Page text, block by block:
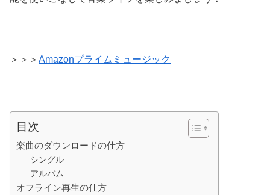
＞＞＞ Amazonプライムミュージック
目次
楽曲のダウンロードの仕方
シングル
アルバム
オフライン再生の仕方